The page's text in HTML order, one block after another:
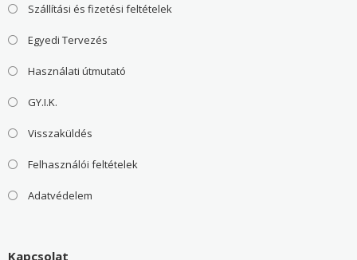
Szállítási és fizetési feltételek
Egyedi Tervezés
Használati útmutató
GY.I.K.
Visszaküldés
Felhasználói feltételek
Adatvédelem
Kapcsolat